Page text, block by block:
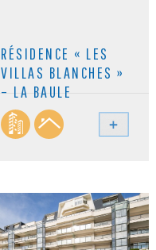
RÉSIDENCE « LES
VILLAS BLANCHES »
– LA BAULE